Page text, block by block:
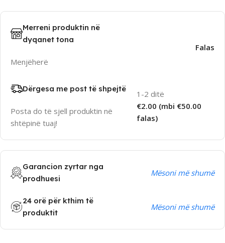
Merreni produktin në
dyqanet tona
Menjëherë
Falas
Dërgesa me post të shpejtë
Posta do të sjell produktin në
shtëpinë tuaj!
1-2 ditë
€2.00 (mbi €50.00
falas)
Garancion zyrtar nga
prodhuesi
Mësoni më shumë
24 orë për kthim të
produktit
Mësoni më shumë